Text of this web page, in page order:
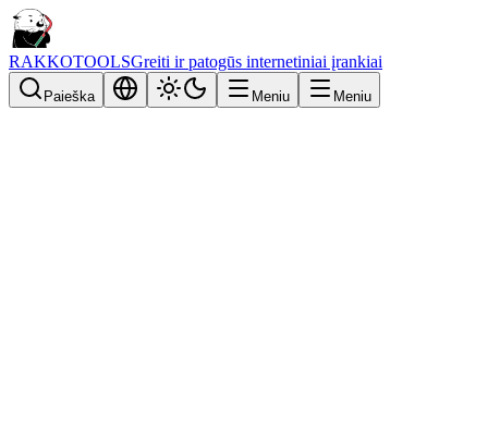
RAKKOTOOLSGreiti ir patogūs internetiniai įrankiai
Paieška Meniu Meniu